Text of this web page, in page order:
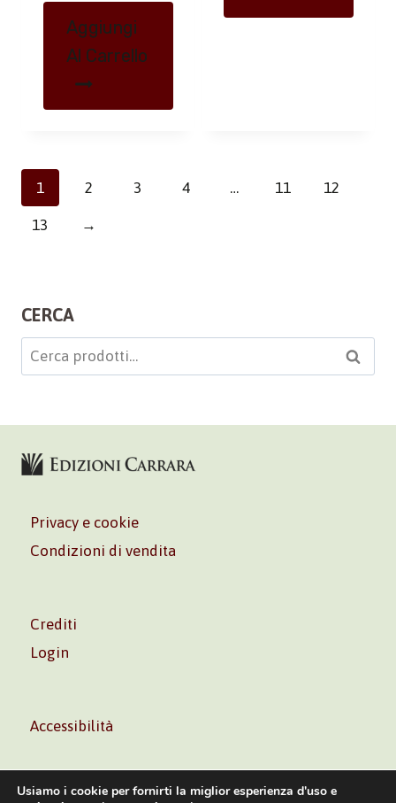
Aggiungi
Al Carrello
1 2 3 4 … 11 12
13 →
CERCA
Cerca: Cerca
Privacy e cookie
Condizioni di vendita
Crediti
Login
Accessibilità
Usiamo i cookie per fornirti la miglior esperienza d'uso e